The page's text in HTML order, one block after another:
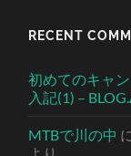
RECENT
初めてのキャ
入記(1) –
MTBで川の中